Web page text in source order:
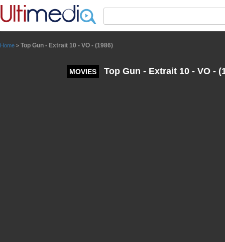
Home > Top Gun - Extrait 10 - VO - (1986)
MOVIES Top Gun - Extrait 10 - VO -
Panneau de gestion des cookies